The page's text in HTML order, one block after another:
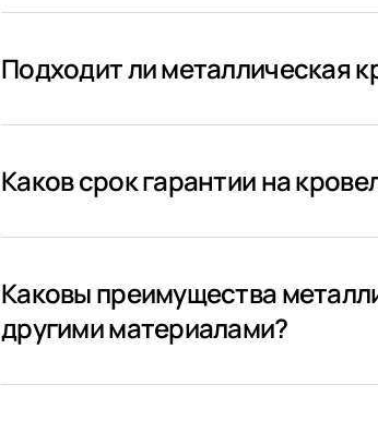
Подходит ли металлическая
Каков срок гарантии на
Каковы преимущества
другими материалами?